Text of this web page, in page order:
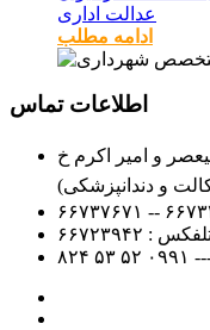
عدالت اداری
ادامه مطلب
اطلاعات تماس
و امیر اکرم خ
۶۶۷۳۷۶۷۱
: ۶۶۷۲۳۹۴۲
۵۲ ۵۳ ۸۲۴